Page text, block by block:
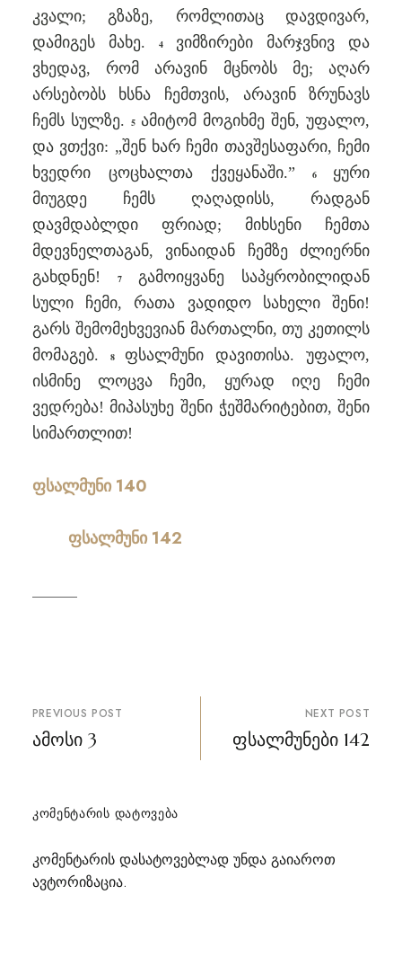
კვალი; გზაზე, რომლითაც დავდივარ,
დამიგეს მახე.4 ვიმზირები მარჯვნივ და
ვხედავ, რომ არავინ მცნობს მე; აღარ
არსებობს ხსნა ჩემთვის, არავინ ზრუნავს
ჩემს სულზე.5 ამიტომ მოგიხმე შენ, უფალო,
და ვთქვი: „შენ ხარ ჩემი თავშესაფარი, ჩემი
ხვედრი ცოცხალთა ქვეყანაში.”6 ყური
მიუგდე ჩემს ღაღადისს, რადგან
დავმდაბლდი ფრიად; მიხსენი ჩემთა
მდევნელთაგან, ვინაიდან ჩემზე ძლიერნი
გახდნენ!7 გამოიყვანე საპყრობილიდან
სული ჩემი, რათა ვადიდო სახელი შენი!
გარს შემომეხვევიან მართალნი, თუ კეთილს
მომაგებ.
8 ფსალმუნი დავითისა. უფალო,
ისმინე ლოცვა ჩემი, ყურად იღე ჩემი
ვედრება! მიპასუხე შენი ჭეშმარიტებით, შენი
სიმართლით!
ფსალმუნი 140
ფსალმუნი 142
პოსტის
ნავიგაცია
PREVIOUS POST
ამოსი 3
NEXT POST
ფსალმუნები 142
ᲙᲝᲛᲔᲜᲢᲐᲠᲘᲡ ᲓᲐᲢᲝᲕᲔᲑᲐ
კომენტარის დასატოვებლად უნდა გაიაროთ
ავტორიზაცია.